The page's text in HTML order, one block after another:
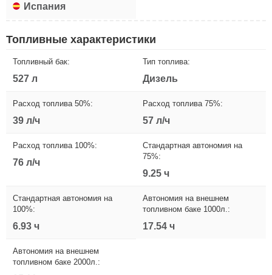
Испания
Топливные характеристики
Топливный бак:
527 л
Тип топлива:
Дизель
Расход топлива 50%:
39 л/ч
Расход топлива 75%:
57 л/ч
Расход топлива 100%:
76 л/ч
Стандартная автономия на
75%:
9.25 ч
Стандартная автономия на
100%:
6.93 ч
Автономия на внешнем
топливном баке 1000л.:
17.54 ч
Автономия на внешнем
топливном баке 2000л.: